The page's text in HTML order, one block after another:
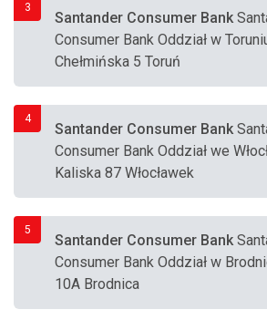
3
Santander Consumer Bank
Consumer Bank Oddział w
Chełmińska 5 Toruń
4
Santander Consumer Bank
Consumer Bank Oddział we
Kaliska 87 Włocławek
5
Santander Consumer Bank
Consumer Bank Oddział w
10A Brodnica